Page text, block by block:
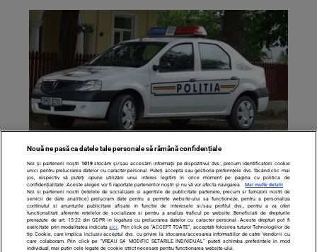
Caz incredibil în judeţul Constanţa! Un copil de 7 ani a fost
violat de un băiat de 13 ani în toaleta unei şcoli
Nouă ne pasă ca datele tale personale să rămână confidențiale
Noi și partenerii noștri 1019stocăm și/sau accesăm informații pe dispozitivul dvs., precum identificatorii cookie
unici pentru prelucrarea datelor cu caracter personal. Puteți accepta sau gestiona preferințele dvs. făcând clic mai
jos, respectiv vă puteți opune utilizării unui interes legitim în orice moment pe pagina cu politica de
confidențialitate. Aceste alegeri vor fi raportate partenerilor noștri și nu vă vor afecta navigarea.
Mai multe detalii
Noi si partenerii nostri (retelele de socializare si agentiile de publicitate partenere, precum si furnizorii nostri de
servicii de date analitice) prelucram date pentru a permite website-ului sa functioneze, pentru a personaliza
continutul si anunturile publicitare afisate in functie de interesele si/sau profilul dvs., pentru a va oferi
functionalitati aferente retelelor de socializare si pentru a analiza traficul pe website. Beneficiati de drepturile
prevazute de art. 15-22 din GDPR in legatura cu prelucrarea datelor cu caracter personal. Aceste drepturi pot fi
exercitate prin modalitatea indicataaici . Prin click pe “ACCEPT TOATE”, acceptati folosirea tuturor Tehnologiilor de
tip Cookie, care implica inclusiv acceptul dvs. cu privire la stocarea/accesarea informatiilor de catre Vendor-ii cu
care colaboram. Prin click pe “VREAU SA MODIFIC SETARILE INDIVIDUAL” puteti schimba preferintele in mod
individual, mai putin cele legate de cookie strict necesare pentru functionarea website-ului.